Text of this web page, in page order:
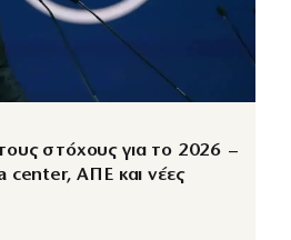
στόχους για το 2026 –
center, ΑΠΕ και νέες